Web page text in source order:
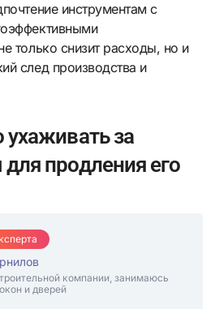
инструментам с
только снизит расходы, но и
след производства и
ухаживать за
продления его
компании, занимаюсь
и дверей